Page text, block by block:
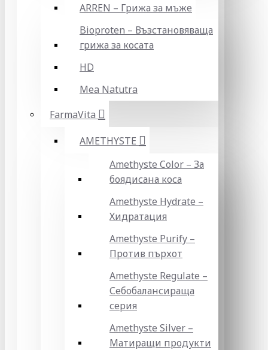
ARREN – Грижа за мъже
Bioproten – Възстановяваща
грижа за косата
HD
Mea Natutra
FarmaVita
AMETHYSTE
Amethyste Color – За
боядисана коса
Amethyste Hydrate –
Хидратация
Amethyste Purify –
Против пърхот
Amethyste Regulate –
Себобалансираща
серия
Amethyste Silver –
Матиращи продукти